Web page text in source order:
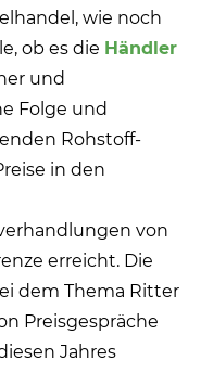
wie noch
ob es die Händler
und
Folge und
Rohstoff-
in den
von
erreicht. Die
dem Thema Ritter
Preisgespräche
Jahres